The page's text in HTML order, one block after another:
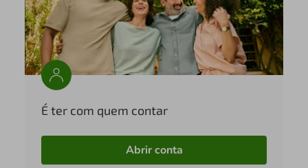
É ter com quem contar
Abrir conta